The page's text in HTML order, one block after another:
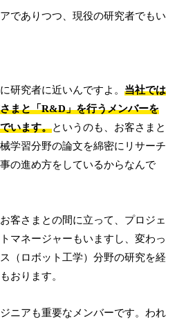
でありつつ、現役の研究者でもい
研究者に近いんですよ。当社では
まと「R&D」を行うメンバーを
います。というのも、お客さまと
学習分野の論文を綿密にリサーチ
の進め方をしているからなんで
客さまとの間に立って、プロジェ
マネージャーもいますし、変わっ
（ロボット工学）分野の研究を経
おります。
ニアも重要なメンバーです。われ